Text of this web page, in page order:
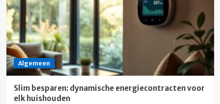
Algemeen
Slim besparen: dynamische energiecontracten voor
elk huishouden